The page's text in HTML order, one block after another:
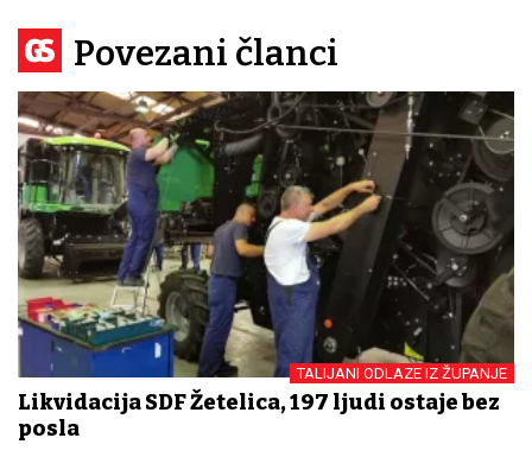
Povezani članci
TALIJANI ODLAZE IZ ŽUPANJE
Likvidacija SDF Žetelica, 197 ljudi ostaje bez
posla